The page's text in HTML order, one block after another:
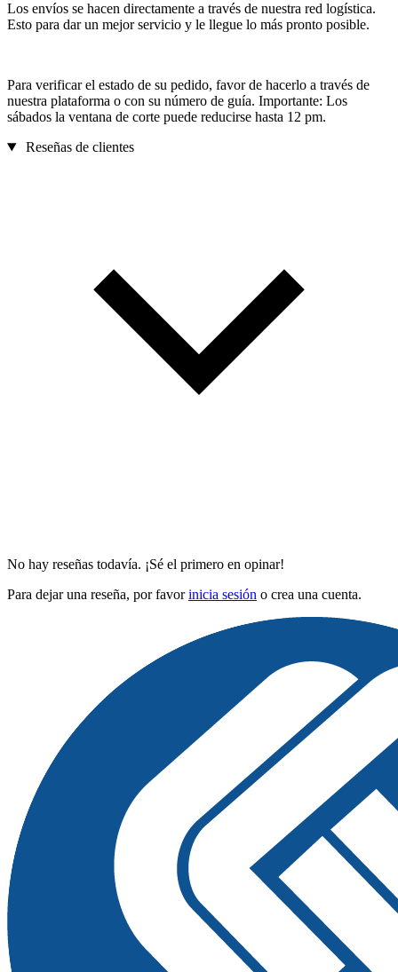
Los envíos se hacen directamente a través de nuestra red logística.
Esto para dar un mejor servicio y le llegue lo más pronto posible.
Para verificar el estado de su pedido, favor de hacerlo a través de
nuestra plataforma o con su número de guía. Importante: Los
sábados la ventana de corte puede reducirse hasta 12 pm.
Reseñas de clientes
No hay reseñas todavía. ¡Sé el primero en opinar!
Para dejar una reseña, por favorinicia sesión o crea una cuenta.